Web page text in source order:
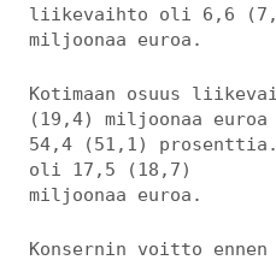
liikevaihto oli 6,6
miljoonaa euroa.
Kotimaan osuus
(19,4) miljoonaa
54,4 (51,1)
oli 17,5 (18,7)
miljoonaa euroa.
Konsernin voitto